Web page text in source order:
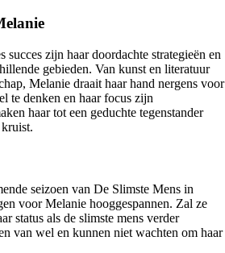
succes zijn haar doordachte strategieën en
gebieden. Van kunst en literatuur
Melanie draait haar hand nergens voor
te denken en haar focus zijn
haar tot een geduchte tegenstander
seizoen van De Slimste Mens in
voor Melanie hooggespannen. Zal ze
status als de slimste mens verder
van wel en kunnen niet wachten om haar